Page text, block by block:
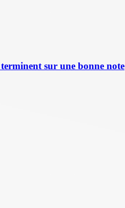
sur une bonne note